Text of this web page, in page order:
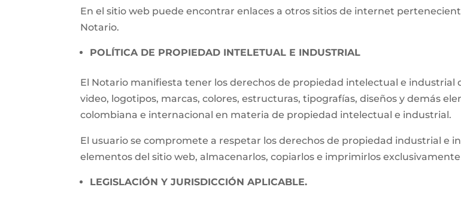
En el sitio web puede encontrar enlaces a otros sitios de internet
Notario.
POLÍTICA DE PROPIEDAD INTELETUAL E INDUSTRIAL
El Notario manifiesta tener los derechos de propiedad intelectual e industrial
video, logotipos, marcas, colores, estructuras, tipografías, diseños y demás
colombiana e internacional en materia de propiedad intelectual e industrial.
El usuario se compromete a respetar los derechos de propiedad industrial e
elementos del sitio web, almacenarlos, copiarlos e imprimirlos
LEGISLACIÓN Y JURISDICCIÓN APLICABLE.